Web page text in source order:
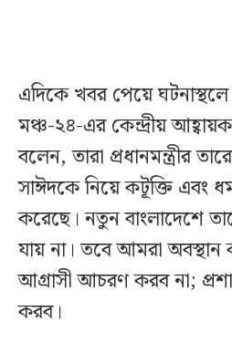
এদিকে খবর পেয়ে
মঞ্চ-২৪-এর কেন্দ্রীয়
বলেন, তারা প্রধানমন্ত্রীর
সাঈদকে নিয়ে কটূক্তি এবং
করেছে। নতুন বাংলাদেশে
যায় না। তবে আমরা
আগ্রাসী আচরণ করব না;
করব।